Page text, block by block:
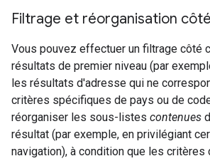
Filtrage et réorganisation
Vous pouvez effectuer un filtrage côté
résultats de premier niveau (par
les résultats d'adresse qui ne
critères spécifiques de pays ou de
réorganiser les sous-listes contenues
résultat (par exemple, en privilégiant
navigation), à condition que les critères